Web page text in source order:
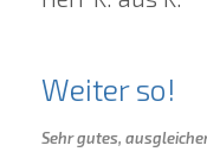
Weiter so!
Sehr gutes,